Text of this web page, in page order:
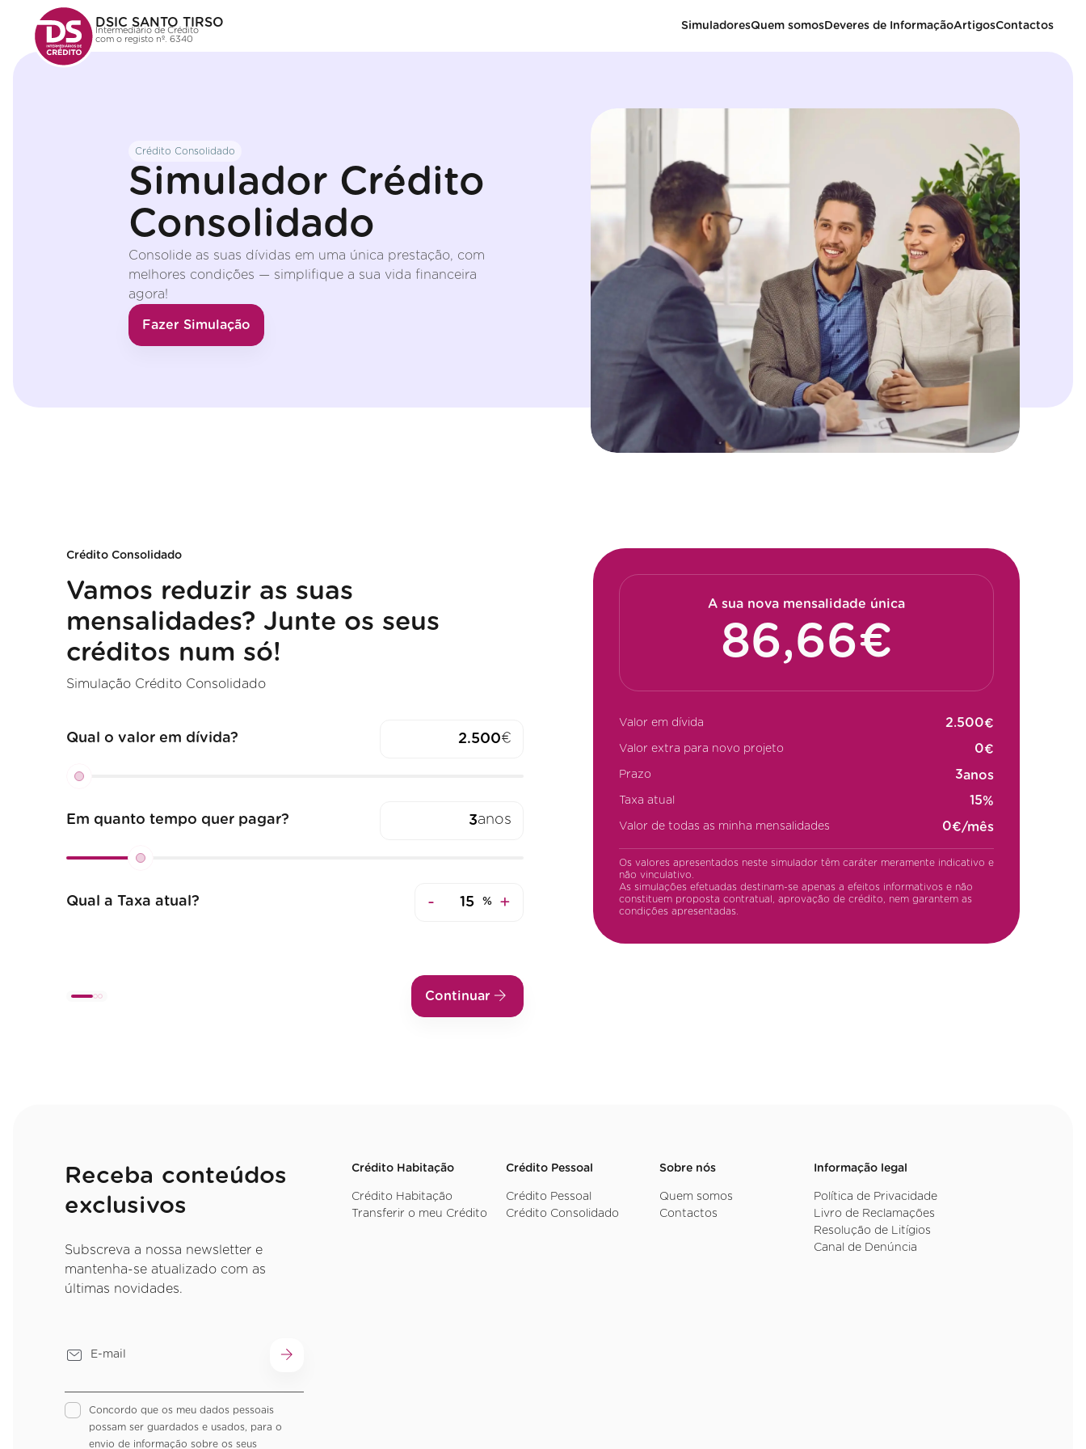
DSIC SANTO TIRSO
Intermediário de Crédito
com o registo nº. 6340
SimuladoresQuem somosDeveres de InformaçãoArtigosContactos
Crédito Consolidado
Simulador Crédito
Consolidado
Consolide as suas dívidas em uma única prestação, com
melhores condições — simplifique a sua vida financeira
agora!
Fazer Simulação
Crédito Consolidado
Vamos reduzir as suas
mensalidades? Junte os seus
créditos num só!
Simulação Crédito Consolidado
Qual o valor em dívida? €
Em quanto tempo quer pagar? anos
Qual a Taxa atual? - % +
Continuar
A sua nova mensalidade única
Valor em dívida €
Valor extra para novo projeto €
Prazo anos
Taxa atual %
Valor de todas as minha mensalidades €/mês
Os valores apresentados neste simulador têm caráter meramente indicativo e
não vinculativo.
As simulações efetuadas destinam-se apenas a efeitos informativos e não
constituem proposta contratual, aprovação de crédito, nem garantem as
condições apresentadas.
Receba conteúdos
exclusivos
Subscreva a nossa newsletter e
mantenha-se atualizado com as
últimas novidades.
Concordo que os meu dados pessoais
possam ser guardados e usados, para o
envio de informação sobre os seus
Crédito Habitação
Crédito Habitação
Transferir o meu Crédito
Crédito Pessoal
Crédito Pessoal
Crédito Consolidado
Sobre nós
Quem somos
Contactos
Informação legal
Política de Privacidade
Livro de Reclamações
Resolução de Litígios
Canal de Denúncia